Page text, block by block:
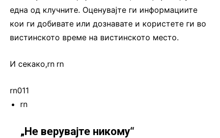
една од клучните. Оценувајте ги информациите
кои ги добивате или дознавате и користете ги во
вистинското време на вистинското место.
И секако,rn rn
rn011
rn
„Не верувајте никому“